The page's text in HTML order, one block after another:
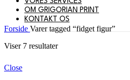
OM GRIGORIAN PRINT
KONTAKT OS
Forside Varer tagged “fidget figur”
Viser 7 resultaterSorteret
Close